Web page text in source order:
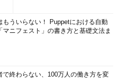
もういらない！ Puppetにおける自動
マニフェスト」の書き方と基礎文法ま
で終わらない、100万人の働き方を変